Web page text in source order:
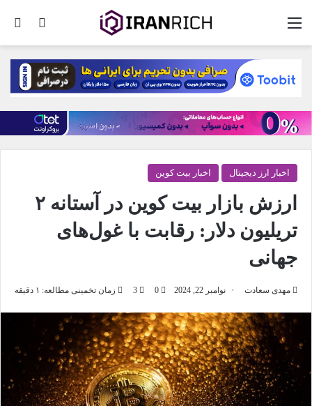
تغییر منو
اخبار ارز دیجیتال اخبار بیت کوین
ارزش بازار بیت کوین در آستانه ۲
تریلیون دلار: رقابت با غول‌های
جهانی
مهدی سعادت نوامبر 22, 2024 0
3 زمان تخمینی مطالعه: ۱ دقیقه